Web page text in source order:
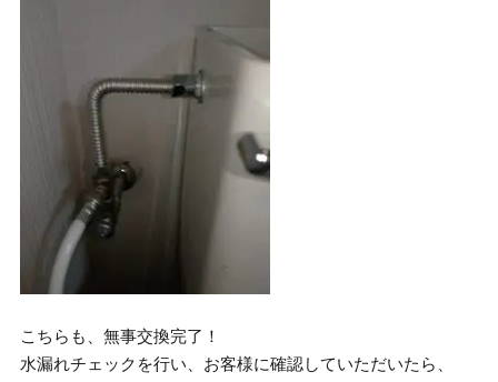
こちらも、無事交換完了！
水漏れチェックを行い、お客様に確認していただいたら、